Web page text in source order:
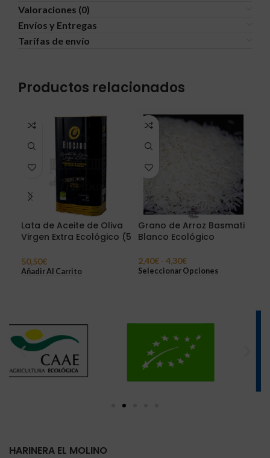
Valoraciones (0)
Envíos y Entregas
Tarífas de envío
Productos relacionados
Lata de Aceite de Oliva
Virgen Extra Ecológico (5
50,50€
Añadir Al Carrito
Grano de Arroz Basmati
Blanco Ecológico
2,40€ - 4,30€
Seleccionar Opciones
HARINERA EL MOLINO